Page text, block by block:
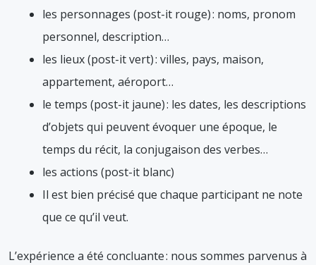
les personnages (post-it rouge) : noms, pronom
personnel, description…
les lieux (post-it vert) : villes, pays, maison,
appartement, aéroport…
le temps (post-it jaune) : les dates, les descriptions
d’objets qui peuvent évoquer une époque, le
temps du récit, la conjugaison des verbes…
les actions (post-it blanc)
Il est bien précisé que chaque participant ne note
que ce qu’il veut.
L’expérience a été concluante : nous sommes parvenus à